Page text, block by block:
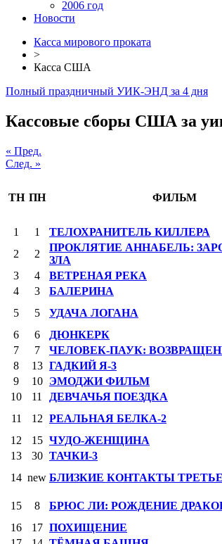
2006 год
Новости
Касса мирового проката
>
Касса США
Полный праздничный УИК-ЭНД за 4 дня
Кассовые сборы США за
« Пред.
След. »
ТН ПН ФИЛЬМ
1 1 ТЕЛОХРАНИТЕЛЬ КИЛЛЕРА
2
2
ПРОКЛЯТИЕ АННАБЕЛЬ:
ЗЛА
3
4 ВЕТРЕНАЯ РЕКА
4
3 БАЛЕРИНА
5
5 УДАЧА ЛОГАНА
6
6 ДЮНКЕРК
7
7 ЧЕЛОВЕК-ПАУК:
8
13 ГАДКИЙ Я-3
9
10 ЭМОДЖИ ФИЛЬМ
10
11 ДЕВЧАЧЬЯ ПОЕЗДКА
11
12 РЕАЛЬНАЯ БЕЛКА-2
12
15 ЧУДО-ЖЕНЩИНА
13
30 ТАЧКИ-3
14 new БЛИЗКИЕ КОНТАКТЫ
15 8 БРЮС ЛИ: РОЖДЕНИЕ
16
17 ПОХИЩЕНИЕ